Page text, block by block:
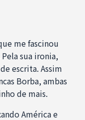
me fascinou
sua ironia,
escrita. Assim
Borba, ambas
de mais.
América e